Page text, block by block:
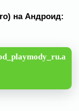
на Андроид: